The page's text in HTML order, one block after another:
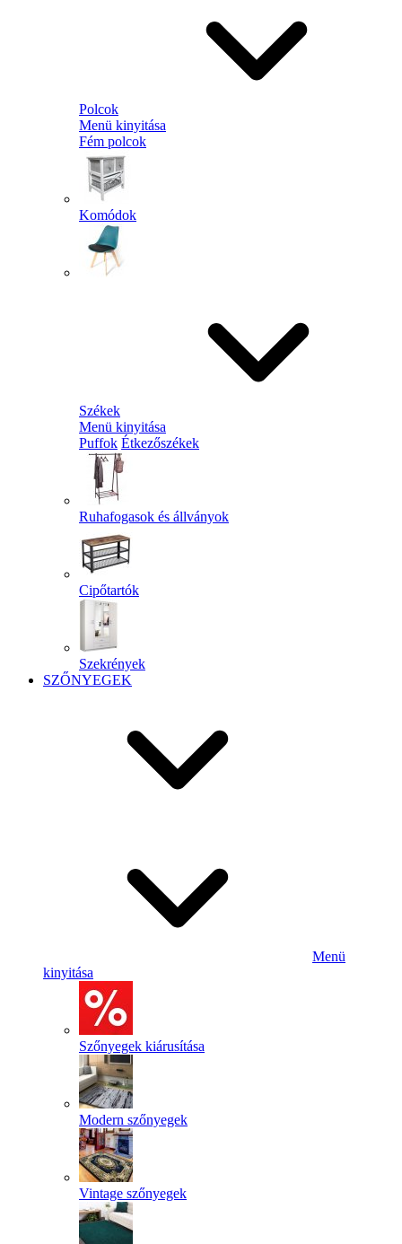
Polcok
Menü kinyitása
Fém polcok
Komódok
Székek
Menü kinyitása
Puffok Étkezőszékek
Ruhafogasok és állványok
Cipőtartók
Szekrények
SZŐNYEGEK
Menü
kinyitása
Szőnyegek kiárusítása
Modern szőnyegek
Vintage szőnyegek